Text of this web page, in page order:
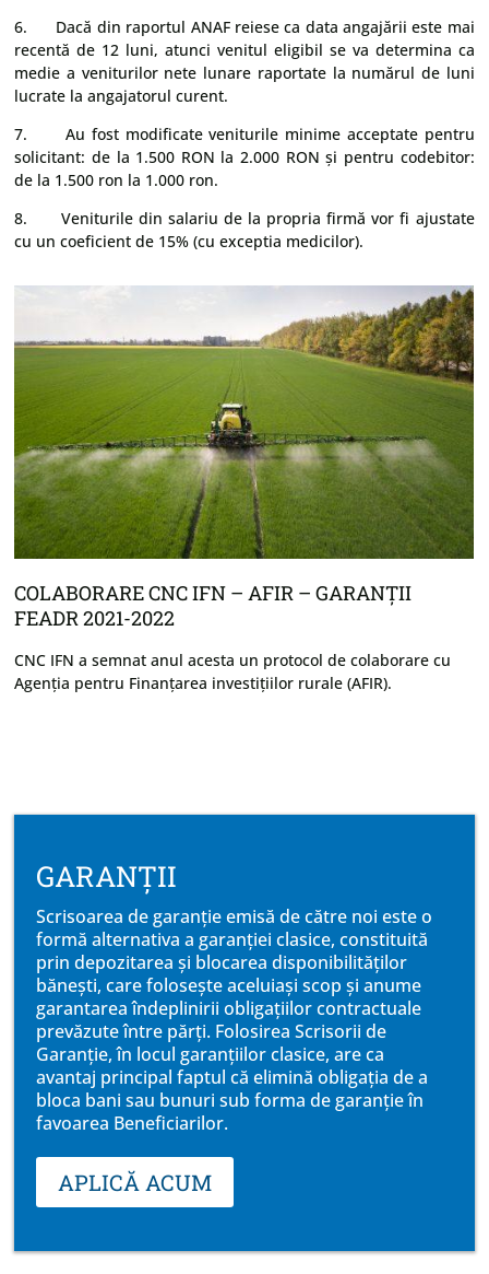
6. Dacă din raportul ANAF reiese ca data angajării este mai
recentă de 12 luni, atunci venitul eligibil se va determina ca
medie a veniturilor nete lunare raportate la numărul de luni
lucrate la angajatorul curent.
7. Au fost modificate veniturile minime acceptate pentru
solicitant: de la 1.500 RON la 2.000 RON și pentru codebitor:
de la 1.500 ron la 1.000 ron.
8. Veniturile din salariu de la propria firmă vor fi ajustate
cu un coeficient de 15% (cu exceptia medicilor).
FACTORING DE LA CNC IFN
care sunt avantajele și oferta CNC IFN
GARANȚII
Scrisoarea de garanție emisă de către noi este o
formă alternativa a garanției clasice, constituită
prin depozitarea și blocarea disponibilităților
bănești, care folosește aceluiași scop și anume
garantarea îndeplinirii obligațiilor contractuale
prevăzute între părți. Folosirea Scrisorii de
Garanție, în locul garanțiilor clasice, are ca
avantaj principal faptul că elimină obligația de a
bloca bani sau bunuri sub forma de garanție în
favoarea Beneficiarilor.
APLICĂ ACUM